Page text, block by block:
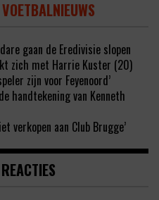
gaan de Eredivisie slopen
zich met Harrie Kuster (20)
zijn voor Feyenoord’
handtekening van Kenneth
verkopen aan Club Brugge’